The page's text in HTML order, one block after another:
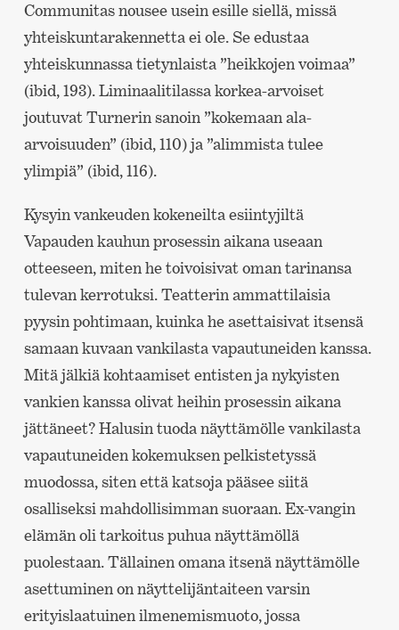
Communitas nousee usein esille siellä, missä
yhteiskuntarakennetta ei ole. Se edustaa
yhteiskunnassa tietynlaista ”heikkojen voimaa”
(ibid, 193). Liminaalitilassa korkea-arvoiset
joutuvat Turnerin sanoin ”kokemaan ala-
arvoisuuden” (ibid, 110) ja ”alimmista tulee
ylimpiä” (ibid, 116).
Kysyin vankeuden kokeneilta esiintyjiltä
Vapauden kauhun prosessin aikana useaan
otteeseen, miten he toivoisivat oman tarinansa
tulevan kerrotuksi. Teatterin ammattilaisia
pyysin pohtimaan, kuinka he asettaisivat itsensä
samaan kuvaan vankilasta vapautuneiden kanssa.
Mitä jälkiä kohtaamiset entisten ja nykyisten
vankien kanssa olivat heihin prosessin aikana
jättäneet? Halusin tuoda näyttämölle vankilasta
vapautuneiden kokemuksen pelkistetyssä
muodossa, siten että katsoja pääsee siitä
osalliseksi mahdollisimman suoraan. Ex-vangin
elämän oli tarkoitus puhua näyttämöllä
puolestaan. Tällainen omana itsenä näyttämölle
asettuminen on näyttelijäntaiteen varsin
erityislaatuinen ilmenemismuoto, jossa